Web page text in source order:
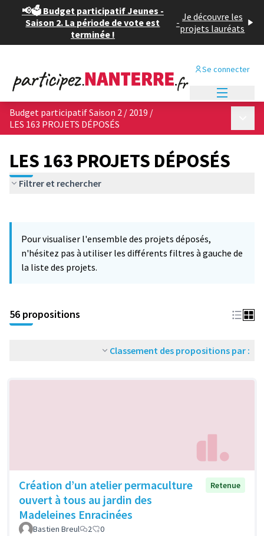
📢🗳️ Budget participatif Jeunes -
Saison 2. La période de vote est
terminée !
- Je découvre les
projets lauréats
Se connecter
Budget participatif Saison 2 / 2019 /
LES 163 PROJETS DÉPOSÉS
LES 163 PROJETS DÉPOSÉS
Filtrer et rechercher
−
Pour visualiser l'ensemble des projets déposés,
n'hésitez pas à utiliser les différents filtres à gauche de
la liste des projets.
56 propositions
Classement des propositions par :
Création d’un atelier permaculture
ouvert à tous au jardin des
Madeleines Enracinées
Retenue
Bastien Breul 2 0